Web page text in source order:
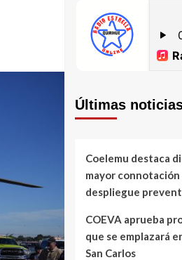
Últimas
Coelemu destaca
mayor
despliegue
COEVA aprueba
que se emplazará
San Carlos